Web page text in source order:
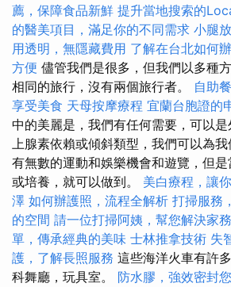
薦，保障食品新鮮 提升當地搜索的
的醫美項目，滿足你的不同需求 小腿
用透明，無隱藏費用 了解在台北如何
方便 儘管我們是很多，但我們以多種
相同的旅行，沒有兩個旅行者。 自助
享受美食 天母按摩療程 宜蘭台胞證的
中的美麗是，我們有任何需要，可以
上腺素依賴或傾斜類型，我們可以為我
有無數的運動和娛樂機會和遊覽，但
或培養，就可以做到。 美白療程，讓
澤 如何辦護照，流程全解析 打掃服務
的空間 請一位打掃阿姨，幫您解決家
單，傳承經典的美味 士林推拿技術 失
護，了解長照服務 這些海洋火車有許
科舞廳，玩具室。 防水膠，強效密封